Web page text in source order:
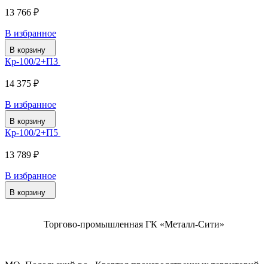
13 766 ₽
В избранное
В корзину
Кр-100/2+П3
14 375 ₽
В избранное
В корзину
Кр-100/2+П5
13 789 ₽
В избранное
В корзину
Торгово-промышленная ГК «Металл-Сити»